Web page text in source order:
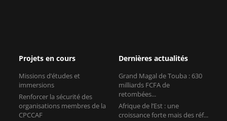
Projets en cours
Missions d’études et
immersions
Renforcer la sécurité des
organisations membres de la
CPCCAF
Dernières actualités
Grand Magal de Touba : 630
milliards FCFA de
retombées...
Afrique de l’Est : une
croissance forte mais des réf...